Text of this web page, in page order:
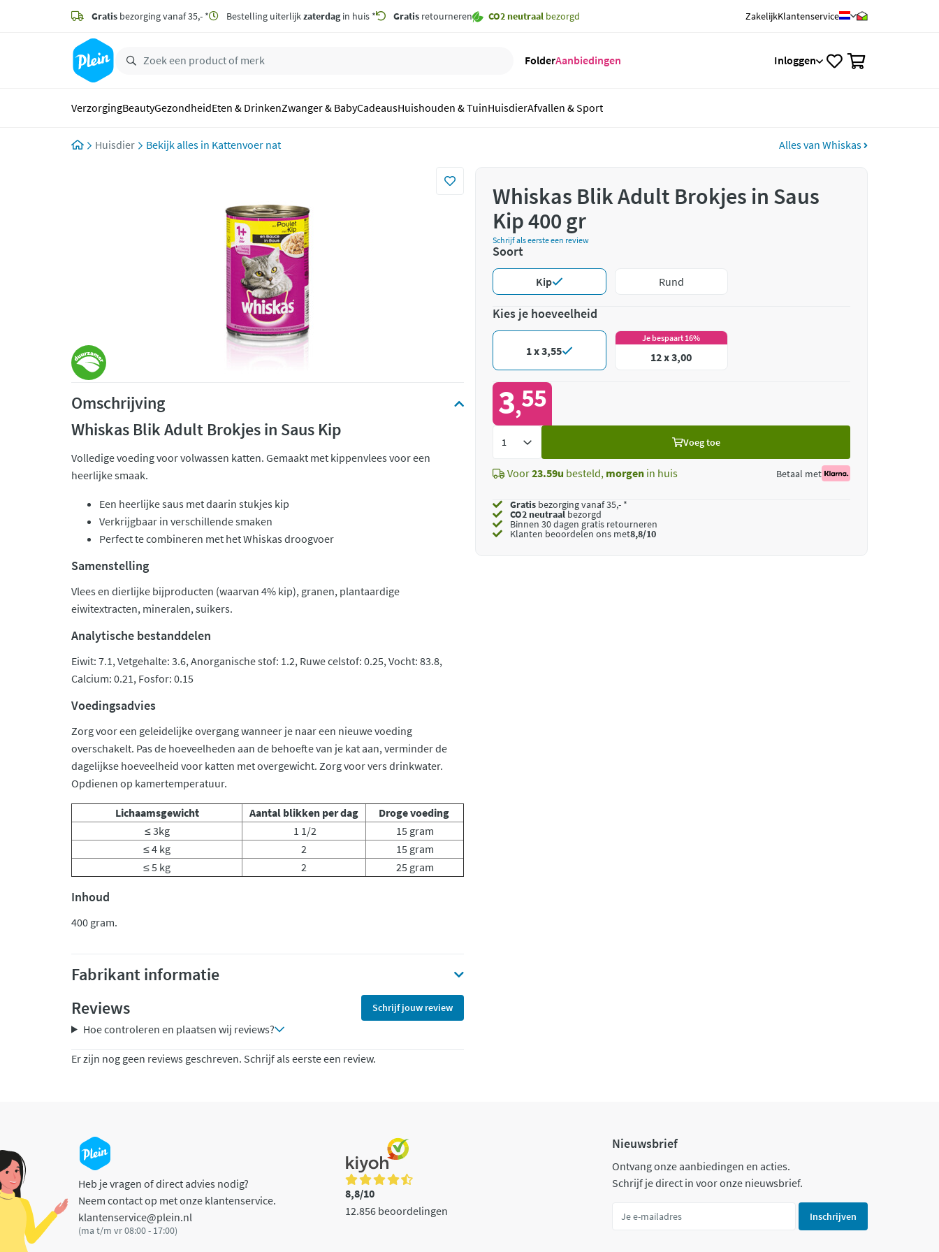
zoeken
hoofdinhoud
Gratis bezorging vanaf 35,- * Bestelling uiterlijkzaterdagin huis * Gratis retourneren CO2 neutraal bezorgd ZakelijkKlantenservice
FolderAanbiedingen Inloggen
VerzorgingBeautyGezondheidEten & DrinkenZwanger & BabyCadeausHuishouden & TuinHuisdierAfvallen & Sport
Huisdier Kattenvoer nat Alles van Whiskas
Omschrijving
Whiskas Blik Adult Brokjes in Saus Kip
Volledige voeding voor volwassen katten. Gemaakt met kippenvlees voor een
heerlijke smaak.
Een heerlijke saus met daarin stukjes kip
Verkrijgbaar in verschillende smaken
Perfect te combineren met het Whiskas droogvoer
Samenstelling
Vlees en dierlijke bijproducten (waarvan 4% kip), granen, plantaardige
eiwitextracten, mineralen, suikers.
Analytische bestanddelen
Eiwit: 7.1, Vetgehalte: 3.6, Anorganische stof: 1.2, Ruwe celstof: 0.25, Vocht: 83.8,
Calcium: 0.21, Fosfor: 0.15
Voedingsadvies
Zorg voor een geleidelijke overgang wanneer je naar een nieuwe voeding
overschakelt. Pas de hoeveelheden aan de behoefte van je kat aan, verminder de
dagelijkse hoeveelheid voor katten met overgewicht. Zorg voor vers drinkwater.
Opdienen op kamertemperatuur.
Lichaamsgewicht Aantal blikken per dag
Droge voeding
≤ 3kg
1 1/2
15 gram
≤ 4 kg
2
15 gram
≤ 5 kg
2 25 gram
Inhoud
400 gram.
Fabrikant informatie
Reviews
Schrijf jouw review
Hoe controleren en plaatsen wij reviews?
Er zijn nog geen reviews geschreven. Schrijf als eerste een review.
Whiskas Blik Adult Brokjes in Saus
Kip 400 gr
Schrijf als eerste een review
Soort
Kip Rund
Kies je hoeveelheid
1 x 3,55
Je bespaart 16%
12 x 3,00
3,55
Voeg toe
Voor23.59u besteld, morgen in huis Betaal met
Gratis bezorging vanaf 35,- *
CO2 neutraalbezorgd
Binnen 30 dagen gratis retourneren
Klanten beoordelen ons met8,8/10
Heb je vragen of direct advies nodig?
Neem contact op met onze klantenservice.
klantenservice@plein.nl
(ma t/m vr 08:00 - 17:00)
8,8/10
12.856 beoordelingen
Nieuwsbrief
Ontvang onze aanbiedingen en acties.
Schrijf je direct in voor onze nieuwsbrief.
Inschrijven